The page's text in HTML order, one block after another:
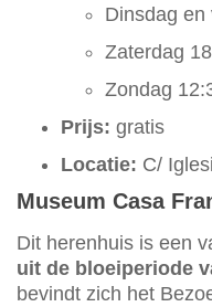
Dinsdag en
Zaterdag
Zondag
Prijs: gratis
Locatie: C/
Museum Casa
Dit herenhuis is een
uit de bloeiperiode
bevindt zich het